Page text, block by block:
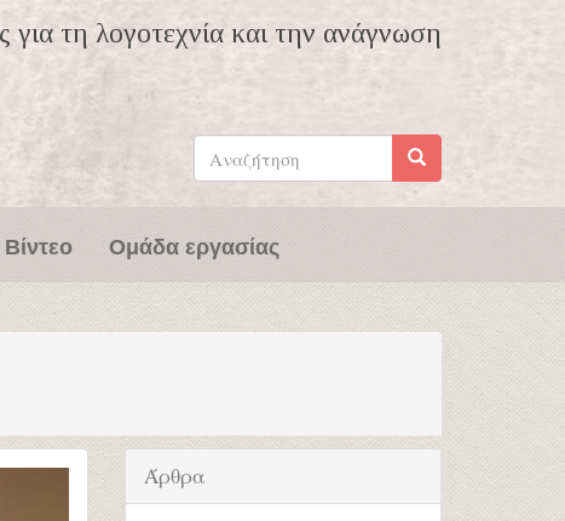
για τη λογοτεχνία και την ανάγνωση
Φόρμα
αναζήτησης
Αναζήτηση
Βίντεο Ομάδα εργασίας
Άρθρα